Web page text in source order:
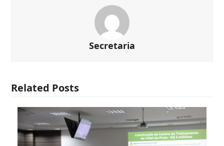
Secretaria
Related Posts